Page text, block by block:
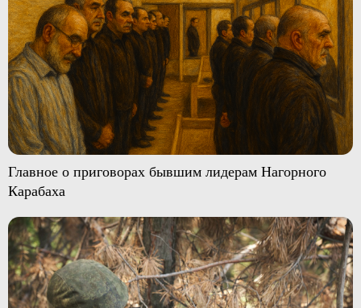
Главное о приговорах бывшим лидерам Нагорного
Карабаха